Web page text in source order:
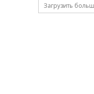
Загрузить